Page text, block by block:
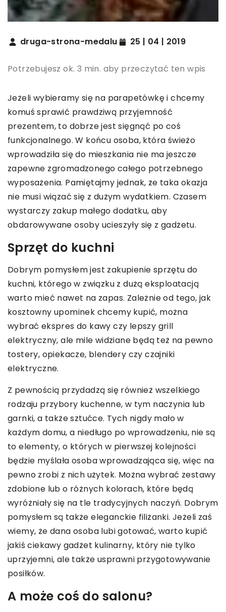
druga-strona-medalu 25 | 04 | 2019
Potrzebujesz ok. 3 min. aby przeczytać ten wpis
Jeżeli wybieramy się na parapetówkę i chcemy
komuś sprawić prawdziwą przyjemność
prezentem, to dobrze jest sięgnąć po coś
funkcjonalnego. W końcu osoba, która świeżo
wprowadziła się do mieszkania nie ma jeszcze
zapewne zgromadzonego całego potrzebnego
wyposażenia. Pamiętajmy jednak, że taka okazja
nie musi wiązać się z dużym wydatkiem. Czasem
wystarczy zakup małego dodatku, aby
obdarowywane osoby ucieszyły się z gadżetu.
Sprzęt do kuchni
Dobrym pomysłem jest zakupienie sprzętu do
kuchni, którego w związku z dużą eksploatacją
warto mieć nawet na zapas. Zależnie od tego, jak
kosztowny upominek chcemy kupić, można
wybrać ekspres do kawy czy lepszy grill
elektryczny, ale mile widziane będą też na pewno
tostery, opiekacze, blendery czy czajniki
elektryczne.
Z pewnością przydadzą się również wszelkiego
rodzaju przybory kuchenne, w tym naczynia lub
garnki, a także sztućce. Tych nigdy mało w
każdym domu, a niedługo po wprowadzeniu, nie są
to elementy, o których w pierwszej kolejności
będzie myślała osoba wprowadzająca się, więc na
pewno zrobi z nich użytek. Można wybrać zestawy
zdobione lub o różnych kolorach, które będą
wyróżniały się na tle tradycyjnych naczyń. Dobrym
pomysłem są także eleganckie filiżanki. Jeżeli zaś
wiemy, że dana osoba lubi gotować, warto kupić
jakiś ciekawy gadżet kulinarny, który nie tylko
uprzyjemni, ale także usprawni przygotowywanie
posiłków.
A może coś do salonu?